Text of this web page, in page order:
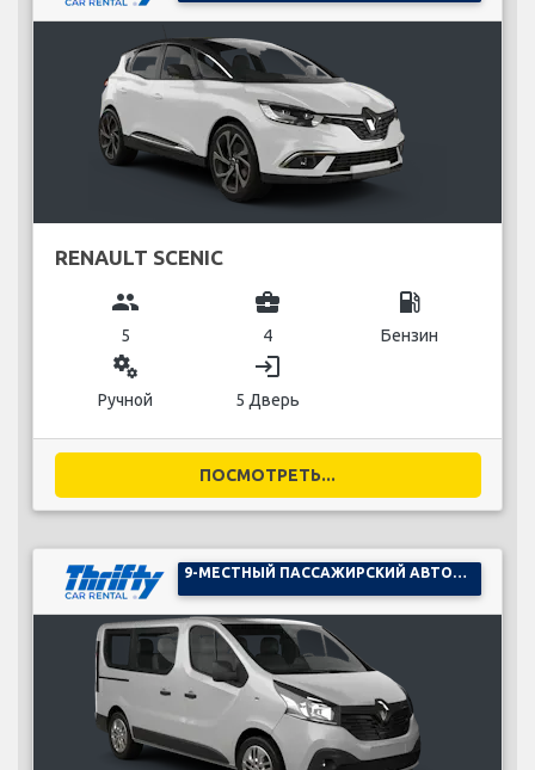
RENAULT SCENIC
group
5
business_center
4
local_gas_station
Бензин
miscellaneous_services
Ручной
login
5 Дверь
ПОСМОТРЕТЬ...